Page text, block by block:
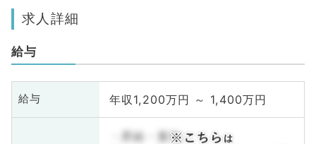
求人詳細
給与
給与 年収1,200万円 ～ 1,400万円
・昇給・賞与